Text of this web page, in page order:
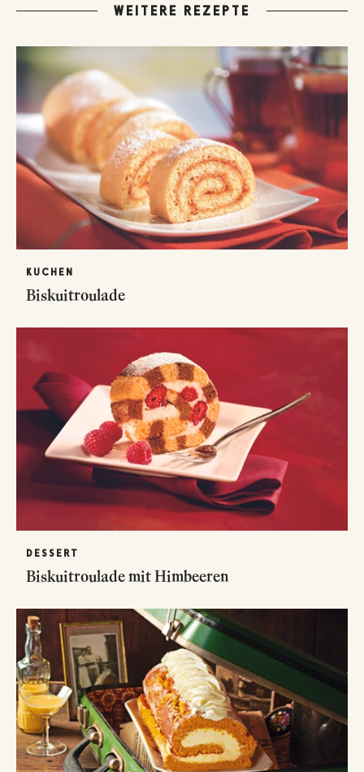
WEITERE REZEPTE
KUCHEN
Biskuitroulade
DESSERT
Biskuitroulade mit Himbeeren